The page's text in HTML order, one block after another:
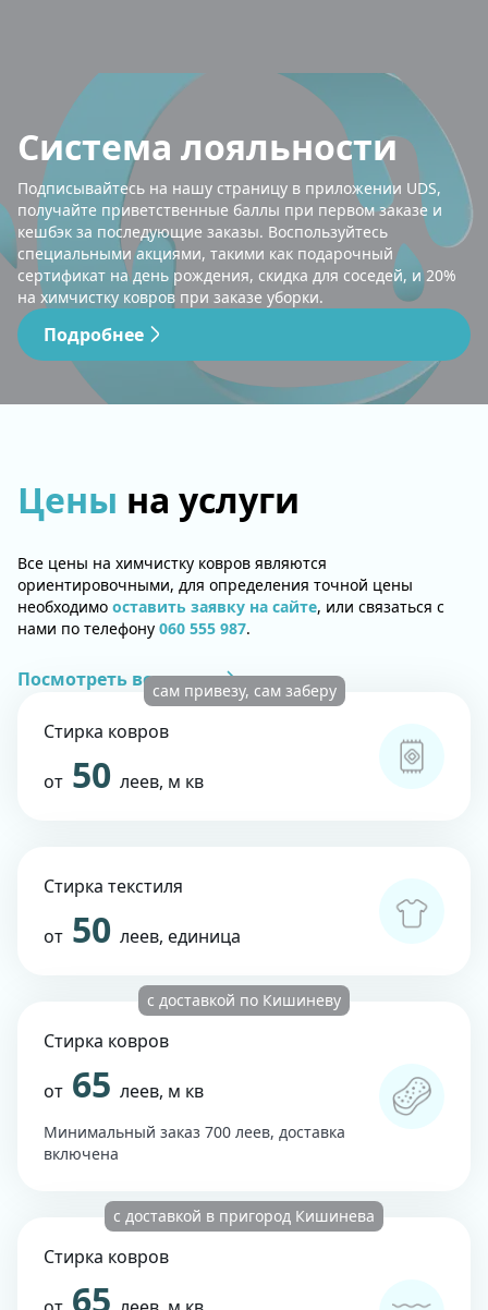
Система лояльности
Подписывайтесь на нашу страницу в приложении UDS,
получайте приветственные баллы при первом заказе и
кешбэк за последующие заказы. Воспользуйтесь
специальными акциями, такими как подарочный
сертификат на день рождения, скидка для соседей, и 20%
на химчистку ковров при заказе уборки.
Подробнее
Цены на услуги
Все цены на химчистку ковров являются
ориентировочными, для определения точной цены
необходимо оставить заявку на сайте, или связаться с
нами по телефону 060 555 987.
Посмотреть все услугисам привезу, сам заберу
Стирка ковров
от 50 леев, м кв
Стирка текстиля
от 50 леев, единица
с доставкой по Кишиневу
Стирка ковров
от 65 леев, м кв
Минимальный заказ 700 леев, доставка
включена
с доставкой в пригород Кишинева
Стирка ковров
65